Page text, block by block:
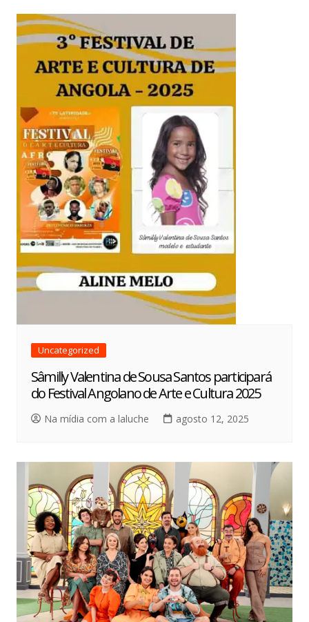
Uncategorized
Sâmilly Valentina de Sousa Santos participará
do Festival Angolano de Arte e Cultura 2025
Na mídia com a laluche agosto 12, 2025